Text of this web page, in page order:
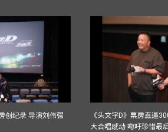
创纪录 导演刘伟强
《头文字D》票房直逼
大合唱感动 唿吁珍惜最